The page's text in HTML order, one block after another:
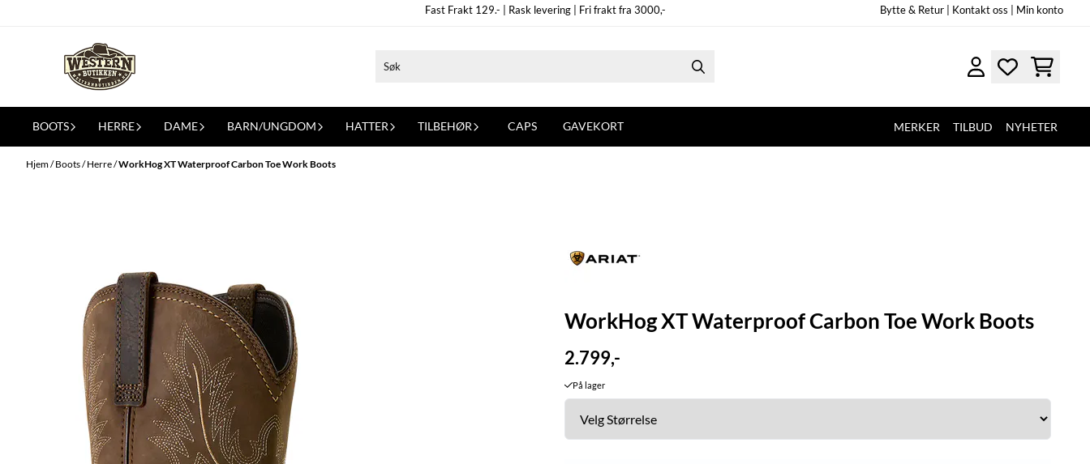
Fast Frakt 129.- | Rask levering | Fri frakt fra 3000,- Bytte & Retur Kontakt oss | Min konto
BOOTS HERRE DAME BARN/UNGDOM HATTER TILBEHØR CAPS GAVEKORT MERKER TILBUD NYHETER
Hjem/Boots/Herre/WorkHog XT Waterproof Carbon Toe Work Boots
WorkHog XT Waterproof Carbon Toe Work Boots
2.799,-
På lager